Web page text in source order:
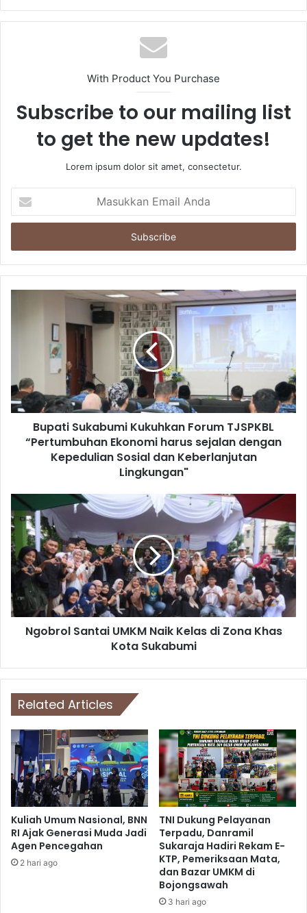
With Product You Purchase
Subscribe to our mailing list
to get the new updates!
Lorem ipsum dolor sit amet, consectetur.
Email
Anda
Bupati Sukabumi Kukuhkan Forum TJSPKBL
“Pertumbuhan Ekonomi harus sejalan dengan
Kepedulian Sosial dan Keberlanjutan
Lingkungan"
Ngobrol Santai UMKM Naik Kelas di Zona Khas
Kota Sukabumi
Related Articles
Kuliah Umum Nasional, BNN
RI Ajak Generasi Muda Jadi
Agen Pencegahan
2 hari ago
TNI Dukung Pelayanan
Terpadu, Danramil
Sukaraja Hadiri Rekam E-
KTP, Pemeriksaan Mata,
dan Bazar UMKM di
Bojongsawah
3 hari ago